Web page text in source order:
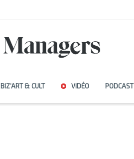
BIZ’ART & CULT VIDÉO PODCAST